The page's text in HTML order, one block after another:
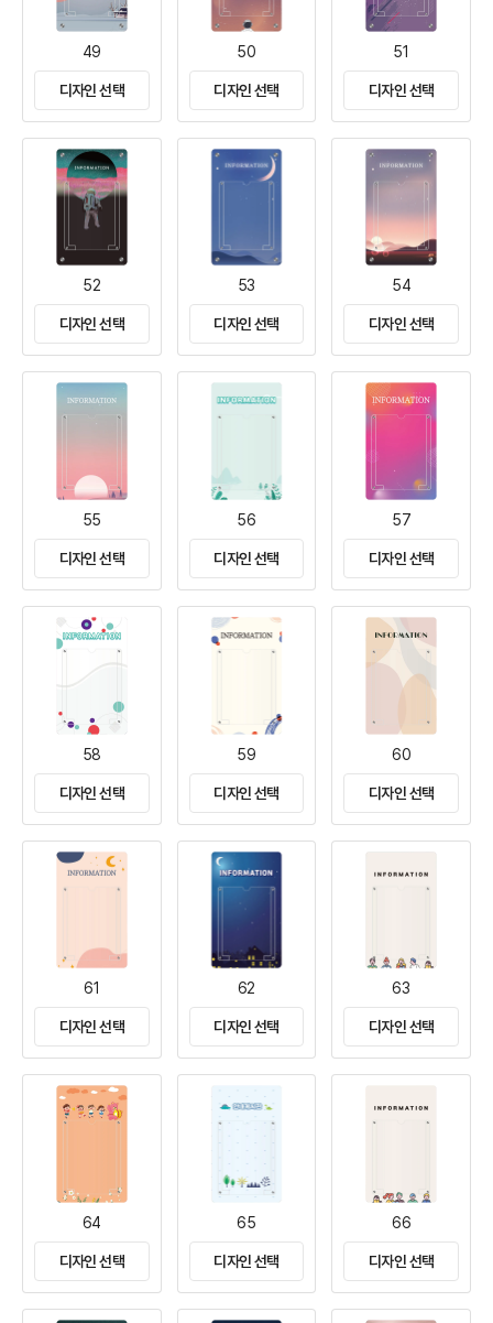
49
디자인 선택
50
디자인 선택
51
디자인 선택
52
디자인 선택
53
디자인 선택
54
디자인 선택
55
디자인 선택
56
디자인 선택
57
디자인 선택
58
디자인 선택
59
디자인 선택
60
디자인 선택
61
디자인 선택
62
디자인 선택
63
디자인 선택
64
디자인 선택
65
디자인 선택
66
디자인 선택